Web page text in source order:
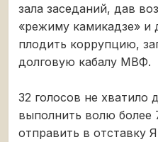
зала заседаний, дав
«режиму камикадзе» и
плодить коррупцию,
долговую кабалу МВФ.
32 голосов не хватило
выполнить волю
отправить в отставку